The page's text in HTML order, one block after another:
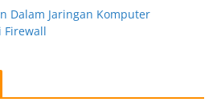
Dalam Jaringan Komputer
Firewall